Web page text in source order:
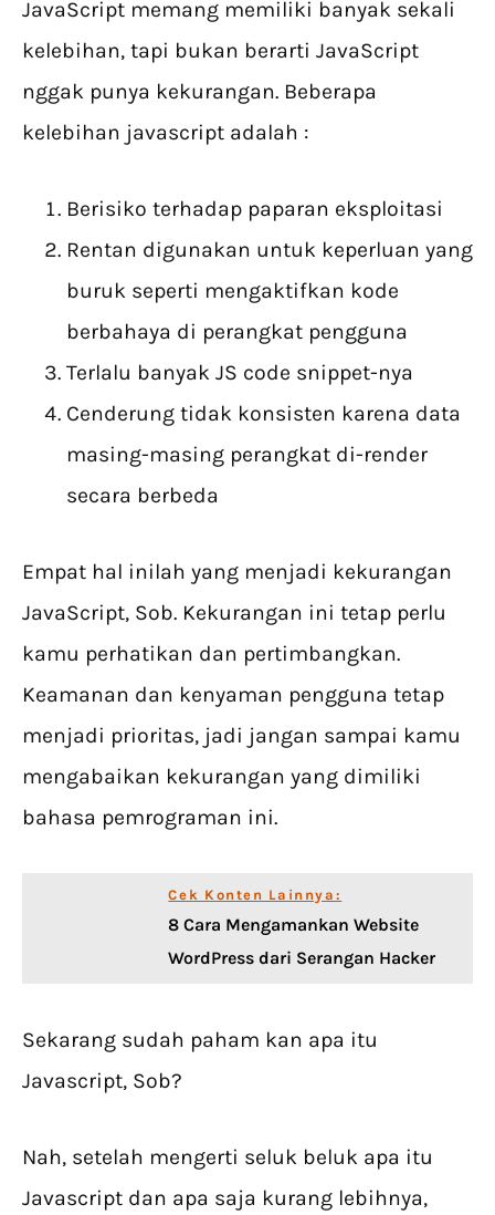
JavaScript memang memiliki banyak sekali
kelebihan, tapi bukan berarti JavaScript
nggak punya kekurangan. Beberapa
kelebihan javascript adalah :
Berisiko terhadap paparan eksploitasi
Rentan digunakan untuk keperluan yang
buruk seperti mengaktifkan kode
berbahaya di perangkat pengguna
Terlalu banyak JS code snippet-nya
Cenderung tidak konsisten karena data
masing-masing perangkat di-render
secara berbeda
Empat hal inilah yang menjadi kekurangan
JavaScript, Sob. Kekurangan ini tetap perlu
kamu perhatikan dan pertimbangkan.
Keamanan dan kenyaman pengguna tetap
menjadi prioritas, jadi jangan sampai kamu
mengabaikan kekurangan yang dimiliki
bahasa pemrograman ini.
Cek Konten Lainnya:
8 Cara Mengamankan Website
WordPress dari Serangan Hacker
Sekarang sudah paham kan apa itu
Javascript, Sob?
Nah, setelah mengerti seluk beluk apa itu
Javascript dan apa saja kurang lebihnya,